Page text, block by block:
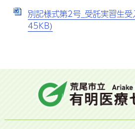
別記様式第2号_受託実習生
45KB)